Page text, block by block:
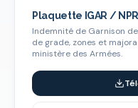
Plaquette IGAR /
Indemnité de Garnison
de grade, zones et
ministère des Armées.